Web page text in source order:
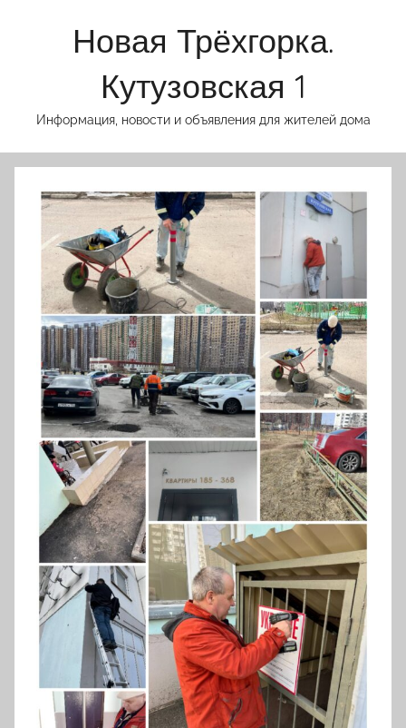
Новая Трёхгорка.
Кутузовская 1
Информация, новости и объявления для жителей дома